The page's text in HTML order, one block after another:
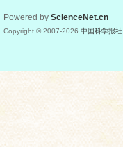
Powered by ScienceNet.cn
Copyright © 2007-2026 中国科学报社